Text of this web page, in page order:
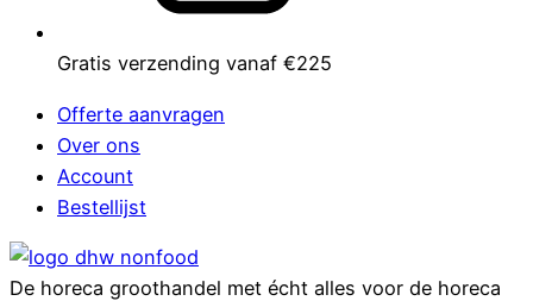
Gratis verzending vanaf €225
Offerte aanvragen
Over ons
Account
Bestellijst
De horeca groothandel met écht alles voor de horeca